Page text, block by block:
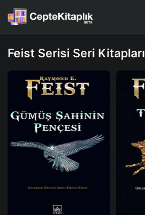
Feist Serisi Seri Kitapları